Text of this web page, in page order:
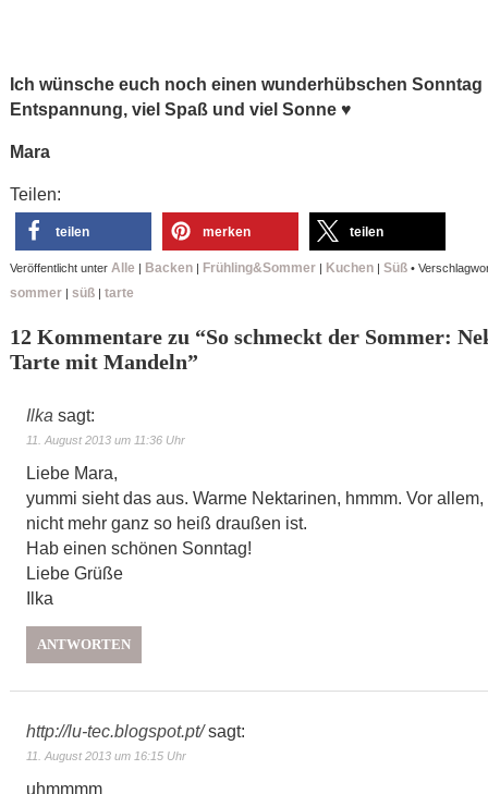
Ich wünsche euch noch einen wunderhübschen Sonntag
Entspannung, viel Spaß und viel Sonne ♥
Mara
Teilen:
teilen merken teilen
Veröffentlicht unter Alle Backen| Frühling&Sommer| Kuchen| Süß•
sommer| süß| tarte
12 Kommentare zu “So schmeckt der Sommer:
Tarte mit Mandeln”
Ilka sagt:
11. August 2013 um 11:36 Uhr
Liebe Mara,
yummi sieht das aus. Warme Nektarinen, hmmm. Vor
nicht mehr ganz so heiß draußen ist.
Hab einen schönen Sonntag!
Liebe Grüße
Ilka
ANTWORTEN
http://lu-tec.blogspot.pt/ sagt:
11. August 2013 um 16:15 Uhr
uhmmmm